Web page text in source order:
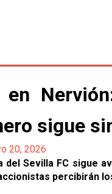
en
sigue
20, 2026
del Sevilla FC sigue
percibirán